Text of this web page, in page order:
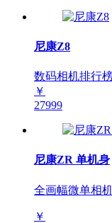
尼康Z8
数码相机排行
￥
27999
尼康ZR 单机身
全画幅微单相
￥